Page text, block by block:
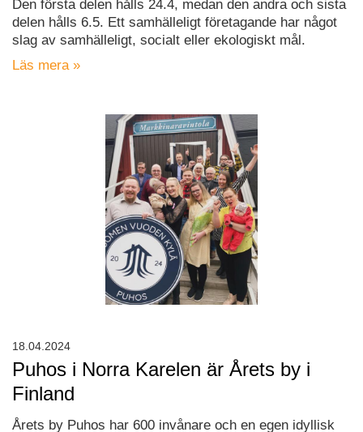
Den första delen hålls 24.4, medan den andra och sista
delen hålls 6.5. Ett samhälleligt företagande har något
slag av samhälleligt, socialt eller ekologiskt mål.
Läs mera »
Puhos i Norra Karelen är Årets by i
Finland
Årets by Puhos har 600 invånare och en egen idyllisk
18.04.2024